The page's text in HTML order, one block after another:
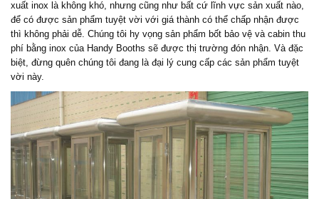
xuất inox là không khó, nhưng cũng như bất cứ lĩnh vực sản xuất nào,
để có được sản phẩm tuyệt vời với giá thành có thể chấp nhận được
thì không phải dễ. Chúng tôi hy vọng sản phẩm bốt bảo vệ và cabin thu
phí bằng inox của Handy Booths sẽ được thị trường đón nhận. Và đặc
biệt, đừng quên chúng tôi đang là đại lý cung cấp các sản phẩm tuyệt
vời này.